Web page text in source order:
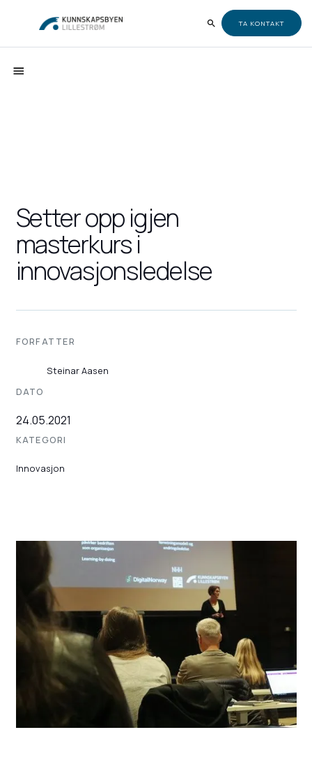
TA KONTAKT
Setter opp igjen
masterkurs i
innovasjonsledelse
FORFATTER
Steinar Aasen
DATO
24.05.2021
KATEGORI
Innovasjon